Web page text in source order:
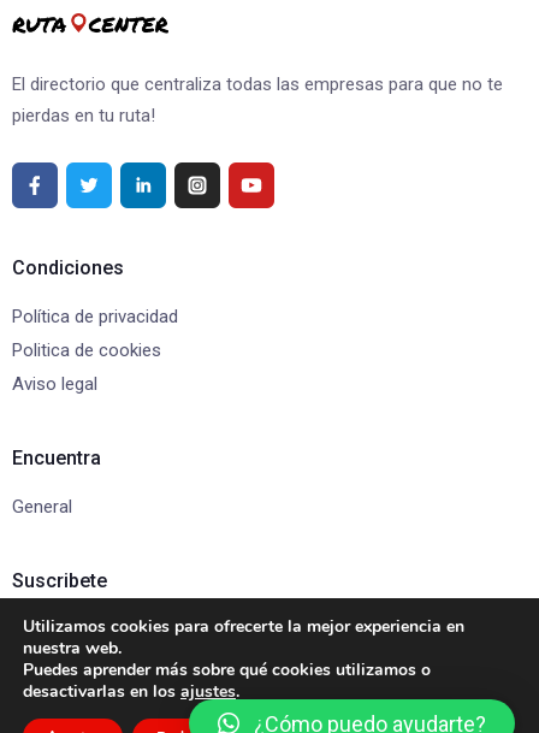
El directorio que centraliza todas las empresas para que no te
pierdas en tu ruta!
Condiciones
Política de privacidad
Politica de cookies
Aviso legal
Encuentra
General
Suscribete
Suscríbete para recibir actualizaciones y ofertas exclusivas.
Utilizamos cookies para ofrecerte la mejor experiencia en
nuestra web.
Puedes aprender más sobre qué cookies utilizamos o
desactivarlas en los ajustes.
¿Cómo puedo ayudarte?